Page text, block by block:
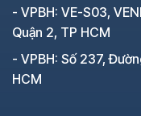
- VPBH: VE-S03,
Quận 2, TP HCM
- VPBH: Số 237,
HCM